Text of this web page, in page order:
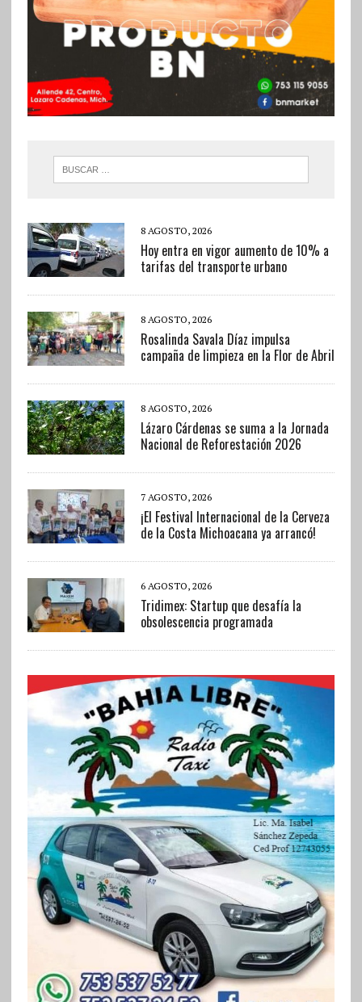
8 AGOSTO, 2026
Hoy entra en vigor aumento de 10% a
tarifas del transporte urbano
8 AGOSTO, 2026
Rosalinda Savala Díaz impulsa
campaña de limpieza en la Flor de Abril
8 AGOSTO, 2026
Lázaro Cárdenas se suma a la Jornada
Nacional de Reforestación 2026
7 AGOSTO, 2026
¡El Festival Internacional de la Cerveza
de la Costa Michoacana ya arrancó!
6 AGOSTO, 2026
Tridimex: Startup que desafía la
obsolescencia programada